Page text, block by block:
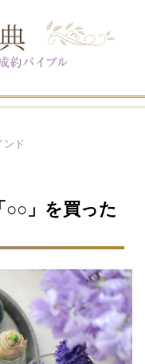
ンド
」を買った